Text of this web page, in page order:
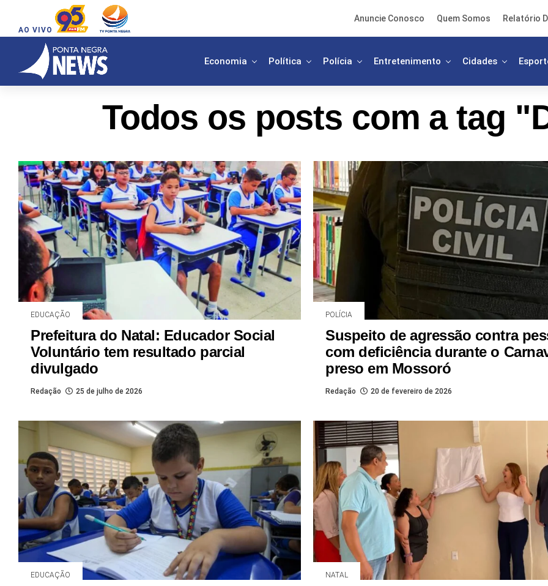
AO VIVO
Anuncie Conosco Quem Somos Relatório
Economia Política Polícia Entretenimento Cidades
Todos os posts com a tag
EDUCAÇÃO
Prefeitura do Natal: Educador Social
Voluntário tem resultado parcial
divulgado
Redação 25 de julho de 2026
POLÍCIA
Suspeito de agressão contra
com deficiência durante o
preso em Mossoró
Redação 20 de fevereiro de 2026
EDUCAÇÃO NATAL